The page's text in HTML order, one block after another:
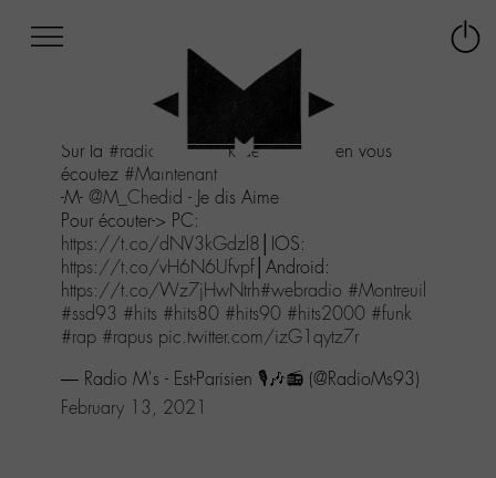
menu
Aller
contenu
Aller
recherche
Sur la #radio #poprock de l'Est-parisien vous
écoutez #Maintenant
-M- @M_Chedid - Je dis Aime
Pour écouter-> PC:
https://t.co/dNV3kGdzl8 │IOS:
https://t.co/vH6N6Ufvpf │Android:
https://t.co/Wz7jHwNtrh#webradio #Montreuil
#ssd93 #hits #hits80 #hits90 #hits2000 #funk
#rap #rapus pic.twitter.com/izG1qytz7r
— Radio M's - Est-Parisien 🎙️🎶📻 (@RadioMs93)
February 13, 2021